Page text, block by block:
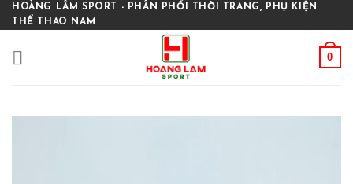
Skip
to
HOÀNG LÂM SPORT - PHÂN PHỐI THỜI TRANG, PHỤ KIỆN
THỂ THAO NAM
0